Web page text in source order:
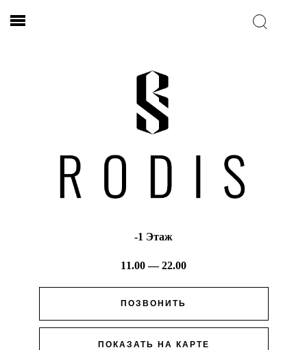
-1 Этаж
11.00 — 22.00
ПОЗВОНИТЬ
ПОКАЗАТЬ НА КАРТЕ